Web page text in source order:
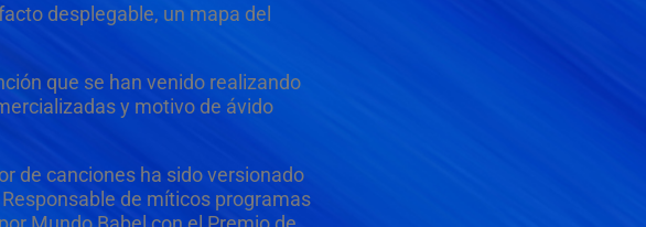
desplegable, un mapa del
que se han venido realizando
y motivo de ávido
de canciones ha sido versionado
de míticos programas